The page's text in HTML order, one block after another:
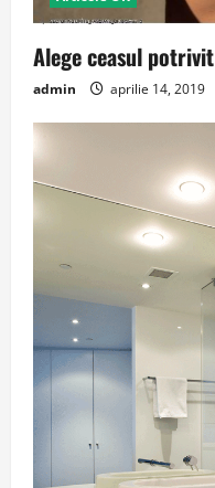
Alege ceasul potrivit
admin aprilie 14, 2019